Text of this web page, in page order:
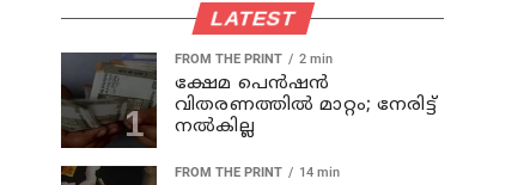
LATEST
FROM THE PRINT 2 min
ക്ഷേമ പെന്‍ഷന്‍
വിതരണത്തില്‍ മാറ്റം; നേരിട്ട്
നല്‍കില്ല
FROM THE PRINT 14 min